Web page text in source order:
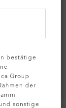
bestätige
Group
der
sonstige